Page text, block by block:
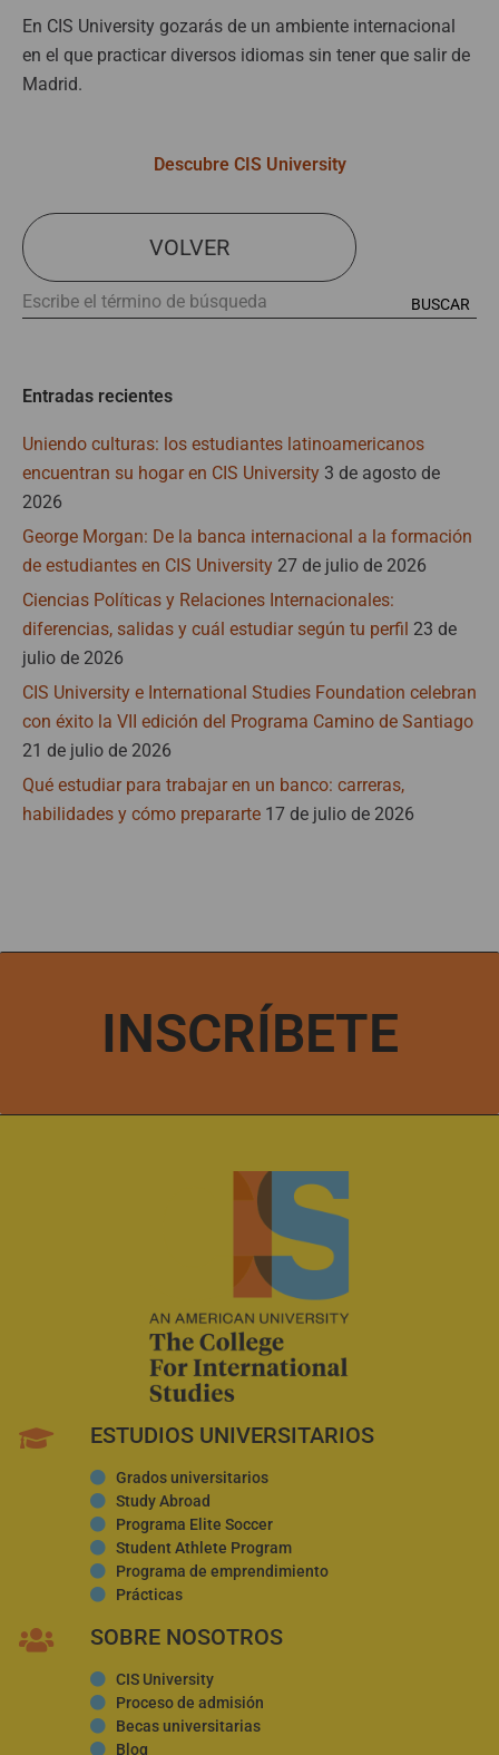
En CIS University gozarás de un ambiente internacional
en el que practicar diversos idiomas sin tener que salir de
Madrid.
Descubre CIS University
VOLVER
Entradas recientes
Uniendo culturas: los estudiantes latinoamericanos
encuentran su hogar en CIS University 3 de agosto de
2026
George Morgan: De la banca internacional a la formación
de estudiantes en CIS University 27 de julio de 2026
Ciencias Políticas y Relaciones Internacionales:
diferencias, salidas y cuál estudiar según tu perfil 23 de
julio de 2026
CIS University e International Studies Foundation celebran
con éxito la VII edición del Programa Camino de Santiago
21 de julio de 2026
Qué estudiar para trabajar en un banco: carreras,
habilidades y cómo prepararte 17 de julio de 2026
INSCRÍBETE
ESTUDIOS UNIVERSITARIOS
Grados universitarios
Study Abroad
Programa Elite Soccer
Student Athlete Program
Programa de emprendimiento
Prácticas
SOBRE NOSOTROS
CIS University
Proceso de admisión
Becas universitarias
Blog